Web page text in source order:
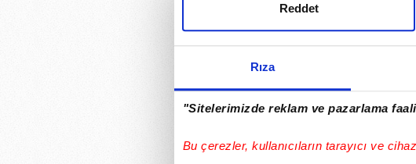
Rıza
"Sitelerimizde reklam ve pazarlama
Bu çerezler, kullanıcıların tarayıcı ve
Reddet